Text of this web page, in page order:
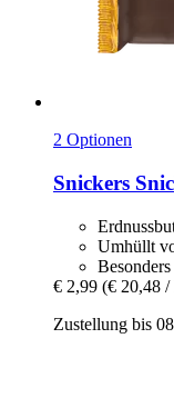
2 Optionen
Snickers
Umhüllt
€ 2,99 (€ 20,48 /
Zustellung bis